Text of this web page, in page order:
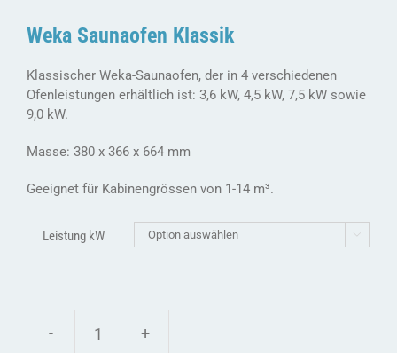
Weka Saunaofen Klassik
Klassischer Weka-Saunaofen, der in 4 verschiedenen
Ofenleistungen erhältlich ist: 3,6 kW, 4,5 kW, 7,5 kW sowie
9,0 kW.
Masse: 380 x 366 x 664 mm
Geeignet für Kabinengrössen von 1-14 m³.
Leistung kW 
Weka